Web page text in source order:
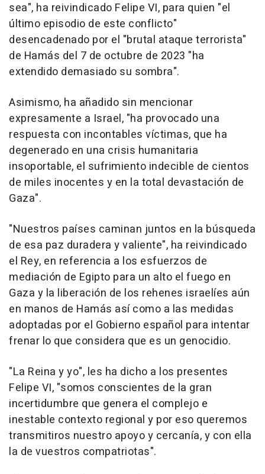
sea", ha reivindicado Felipe VI, para quien "el
último episodio de este conflicto"
desencadenado por el "brutal ataque terrorista"
de Hamás del 7 de octubre de 2023 "ha
extendido demasiado su sombra".
Asimismo, ha añadido sin mencionar
expresamente a Israel, "ha provocado una
respuesta con incontables víctimas, que ha
degenerado en una crisis humanitaria
insoportable, el sufrimiento indecible de cientos
de miles inocentes y en la total devastación de
Gaza".
"Nuestros países caminan juntos en la búsqueda
de esa paz duradera y valiente", ha reivindicado
el Rey, en referencia a los esfuerzos de
mediación de Egipto para un alto el fuego en
Gaza y la liberación de los rehenes israelíes aún
en manos de Hamás así como a las medidas
adoptadas por el Gobierno español para intentar
frenar lo que considera que es un genocidio.
"La Reina y yo", les ha dicho a los presentes
Felipe VI, "somos conscientes de la gran
incertidumbre que genera el complejo e
inestable contexto regional y por eso queremos
transmitiros nuestro apoyo y cercanía, y con ella
la de vuestros compatriotas".